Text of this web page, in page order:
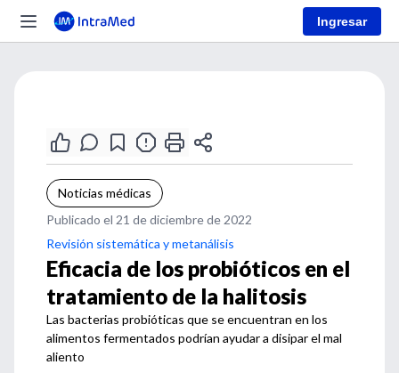
Ingresar
Noticias médicas
Publicado el 21 de diciembre de 2022
Revisión sistemática y metanálisis
Eficacia de los probióticos en el
tratamiento de la halitosis
Las bacterias probióticas que se encuentran en los
alimentos fermentados podrían ayudar a disipar el mal
aliento